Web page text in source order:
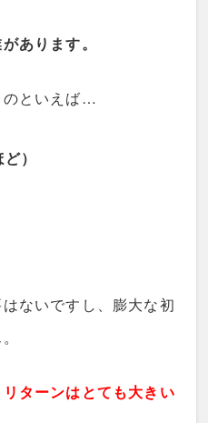
あります。
のといえば…
）
ないですし、膨大な初
リターンはとても大きい